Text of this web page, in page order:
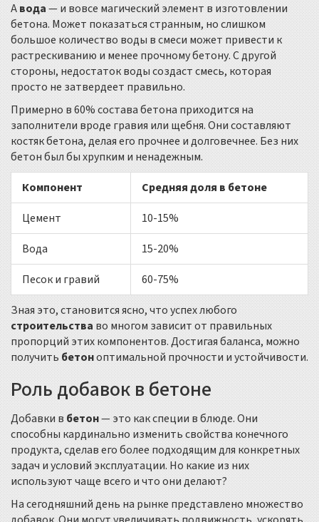
Авода— и вовсе магический элемент в изготовлении
бетона. Может показаться странным, но слишком
большое количество воды в смеси может привести к
растрескиванию и менее прочному бетону. С другой
стороны, недостаток воды создаст смесь, которая
просто не затвердеет правильно.
Примерно в 60% состава бетона приходится на
заполнители вроде гравия или щебня. Они составляют
костяк бетона, делая его прочнее и долговечнее. Без них
бетон был бы хрупким и ненадежным.
Компонент
Средняя доля в бетоне
Цемент
10-15%
Вода
15-20%
Песок и гравий
60-75%
Зная это, становится ясно, что успех любого
строительства во многом зависит от правильных
пропорций этих компонентов. Достигая баланса, можно
получить бетоноптимальной прочности и устойчивости.
Роль добавок в бетоне
Добавки в бетон— это как специи в блюде. Они
способны кардинально изменить свойства конечного
продукта, сделав его более подходящим для конкретных
задач и условий эксплуатации. Но какие из них
используют чаще всего и что они делают?
На сегодняшний день на рынке представлено множество